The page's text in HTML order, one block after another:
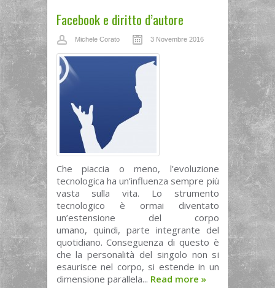
Facebook e diritto d’autore
Michele Corato 3 Novembre 2016
Che piaccia o meno, l’evoluzione
tecnologica ha un’influenza sempre più
vasta sulla vita. Lo strumento
tecnologico è ormai diventato
un’estensione del corpo
umano, quindi, parte integrante del
quotidiano. Conseguenza di questo è
che la personalità del singolo non si
esaurisce nel corpo, si estende in un
dimensione parallela... Read more »